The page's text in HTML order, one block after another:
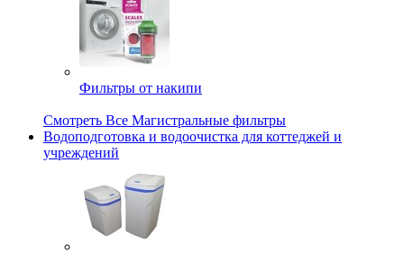
Фильтры от накипи
Смотреть Все Магистральные фильтры
Водоподготовка и водоочистка для коттеджей и
учреждений